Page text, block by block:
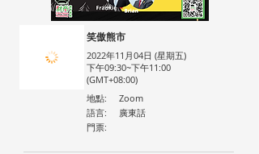
笑傲熊市
2022年11月04日 (星期五)
下午09:30~下午11:00
(GMT+08:00)
地點:
Zoom
語言:
廣東話
門票: